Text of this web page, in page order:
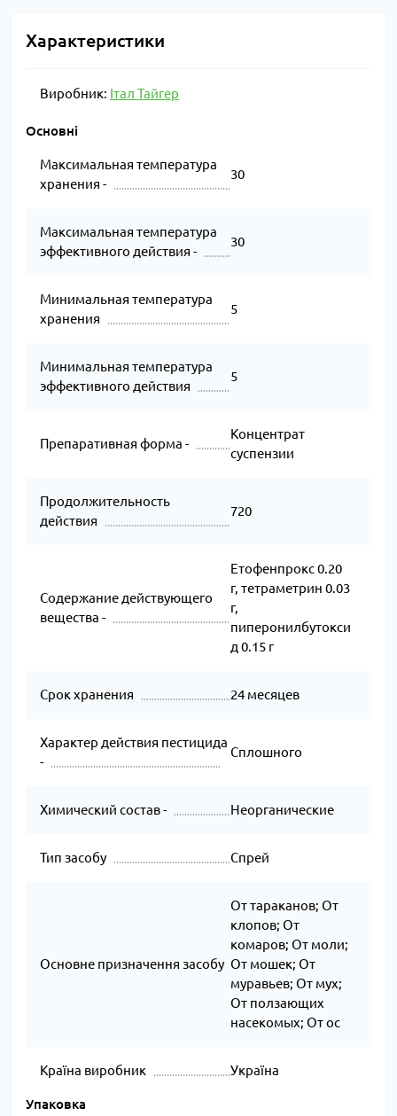
Характеристики
Виробник: Італ Тайгер
Основні
Максимальная температура
хранения -
30
Максимальная температура
эффективного действия -
30
Минимальная температура
хранения
5
Минимальная температура
эффективного действия
5
Препаративная форма -
Концентрат
суспензии
Продолжительность
действия
720
Содержание действующего
вещества -
Етофенпрокс 0.20
г, тетраметрин 0.03
г,
пиперонилбутокси
д 0.15 г
Срок хранения 24 месяцев
Характер действия пестицида
-
Сплошного
Химический состав - Неорганические
Тип засобу Спрей
Основне призначення засобу
От тараканов; От
клопов; От
комаров; От моли;
От мошек; От
муравьев; От мух;
От ползающих
насекомых; От ос
Країна виробник Україна
Упаковка